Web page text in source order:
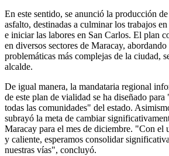
En este sentido, se anunció la producción
asfalto, destinadas a culminar los trabajos
e iniciar las labores en San Carlos. El plan
en diversos sectores de Maracay, abordando
problemáticas más complejas de la ciudad,
alcalde.
De igual manera, la mandataria regional
de este plan de vialidad se ha diseñado
todas las comunidades" del estado.
subrayó la meta de cambiar
Maracay para el mes de diciembre. "Con el
y caliente, esperamos consolidar
nuestras vías", concluyó.